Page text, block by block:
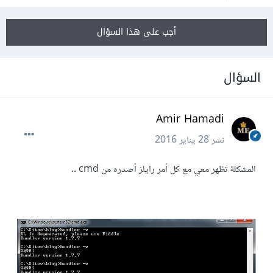
أجب على هذا السؤال
السؤال
Amir Hamadi
نشر28 يناير 2016
المشكلة تظهر معي مع كل أمر رايلز أصدره من cmd ..